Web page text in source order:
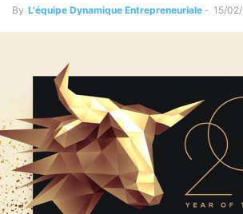
By L'équipe Dynamique Entrepreneuriale - 15/